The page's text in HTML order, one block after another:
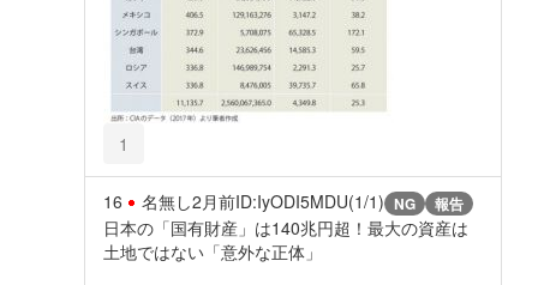
1
16 名無し2月前ID:IyODI5MDU(1/1) NG 報告
日本の「国有財産」は140兆円超！最大の資産は
土地ではない「意外な正体」